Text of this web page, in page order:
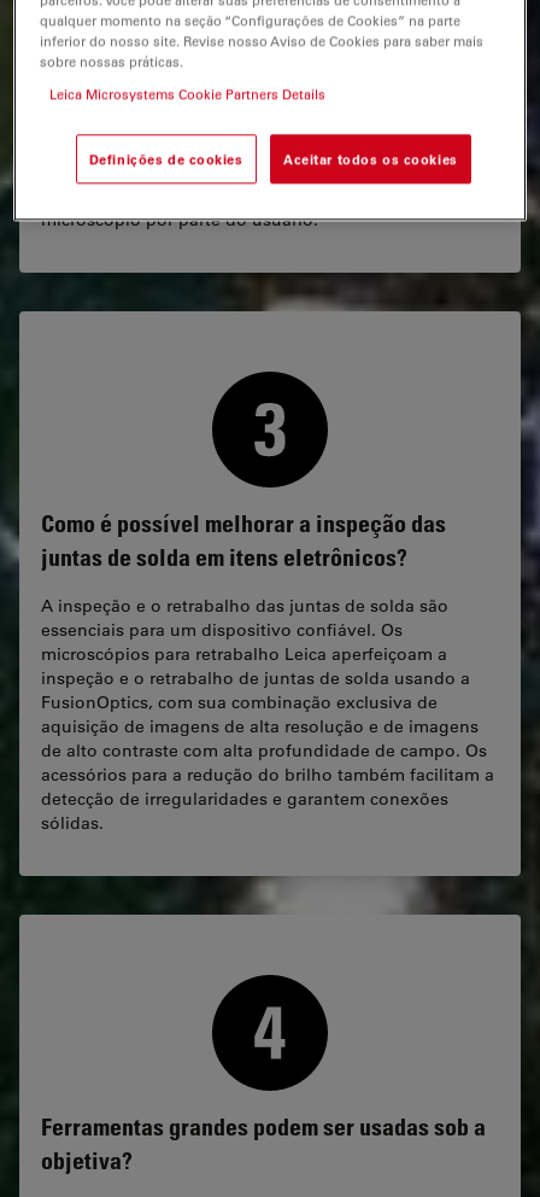
significa manter níveis mais altos de desempenho. Os
equipamentos concebidos para melhorar o foco e
reduzir a fadiga do operador são capazes de possibilitar
essa mudança no desempenho. As soluções Leica,
trabalho confortável, além de possuírem lentes
microscópio por parte do usuário.
Como é possível melhorar a inspeção das
juntas de solda em itens eletrônicos?
A inspeção e o retrabalho das juntas de solda são
essenciais para um dispositivo confiável. Os
microscópios para retrabalho Leica aperfeiçoam a
inspeção e o retrabalho de juntas de solda usando a
FusionOptics, com sua combinação exclusiva de
aquisição de imagens de alta resolução e de imagens
de alto contraste com alta profundidade de campo. Os
acessórios para a redução do brilho também facilitam a
detecção de irregularidades e garantem conexões
sólidas.
Ferramentas grandes podem ser usadas sob a
objetiva?
qualquer momento na seção “Configurações de Cookies” na parte
inferior do nosso site. Revise nosso Aviso de Cookies para saber mais
sobre nossas práticas.
Leica Microsystems Cookie Partners Details
Definições de cookies Aceitar todos os cookies